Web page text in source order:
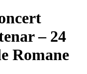
– 24
Romane